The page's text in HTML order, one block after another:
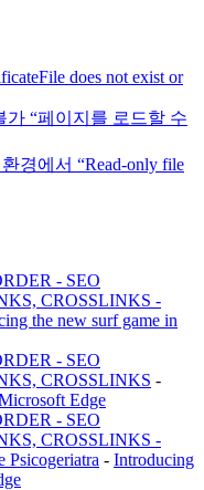
does not exist or
“페이지를 로드할 수
경에서 “Read-only file
- SEO
CROSSLINKS -
the new surf game in
- SEO
CROSSLINKS -
Edge
- SEO
CROSSLINKS -
Psicogeriatra - Introducing